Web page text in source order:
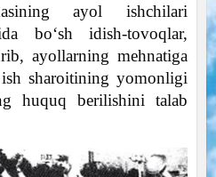
ayol ishchilari
bo‘sh idish-tovoqlar,
ayollarning mehnatiga
sharoitining yomonligi
huquq berilishini talab